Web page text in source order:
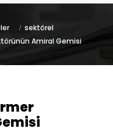
sektörel
Amiral Gemisi